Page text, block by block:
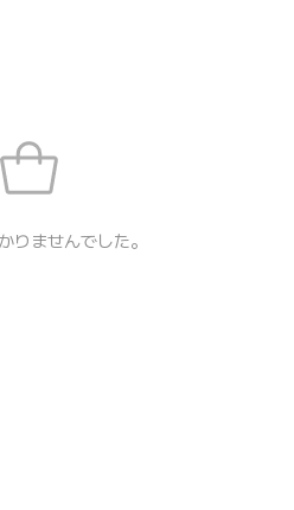
りませんでした。